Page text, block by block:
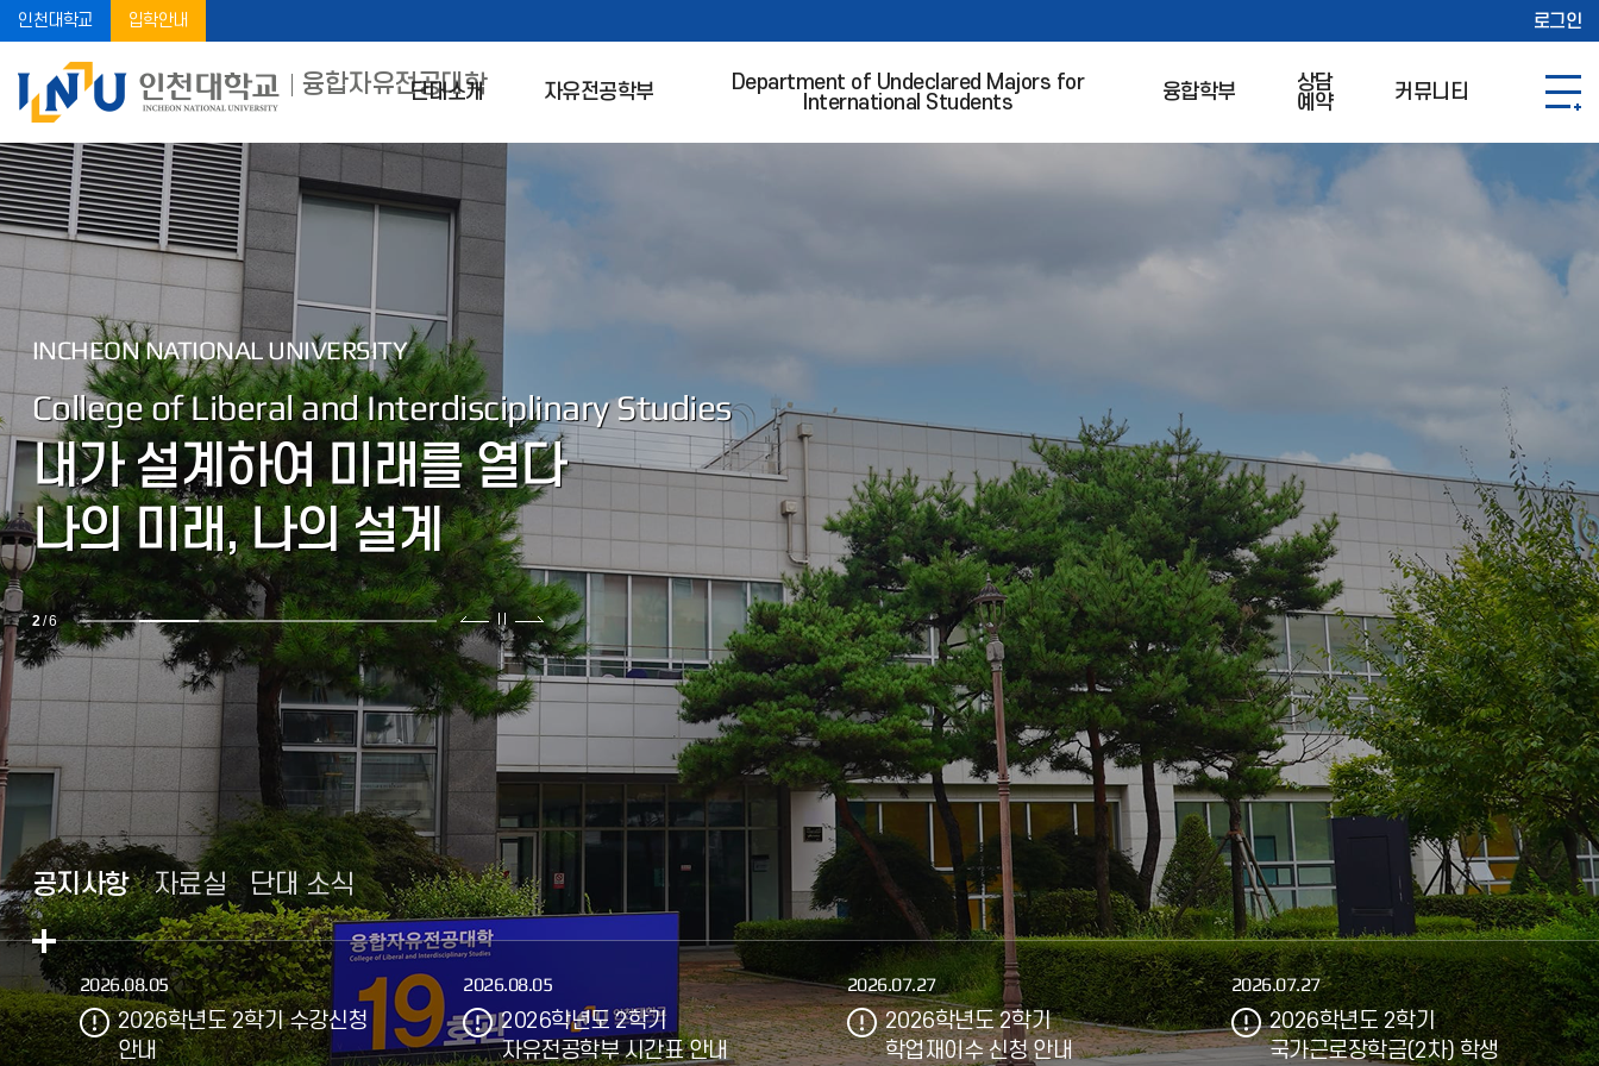
인천대학교 입학안내 로그인
융합자유전공대학
단대소개 자유전공학부
Department of Undeclared Majors for
International Students
융합학부
상담
예약
커뮤니티
INCHEON NATIONAL UNIVERSITY
College of Liberal and Interdisciplinary Studies
내가 설계하여 미래를 열다
나의 미래, 나의 설계
2/6
공지사항
2026학년도 2학기 수강신청
안내
2026.08.05
2026학년도 2학기
자유전공학부 시간표 안내
2026.08.05
2026학년도 2학기
학업재이수 신청 안내
2026.07.27
2026학년도 2학기
국가근로장학금(2차) 학생
2026.07.27
자료실 단대 소식